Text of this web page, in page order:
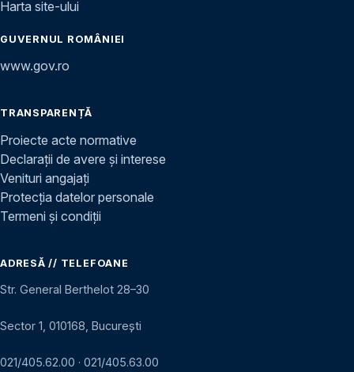
Harta site-ului
GUVERNUL ROMÂNIEI
www.gov.ro
TRANSPARENȚĂ
Proiecte acte normative
Declarații de avere și interese
Venituri angajați
Protecția datelor personale
Termeni și condiții
ADRESĂ // TELEFOANE
Str. General Berthelot 28–30
Sector 1, 010168, București
021/405.62.00 · 021/405.63.00